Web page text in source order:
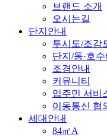
브랜드 소개
오시는길
단지안내
투시도/조감
단지/동·호
조경안내
커뮤니티
입주민 서비
이동통신 협
세대안내
84㎡A